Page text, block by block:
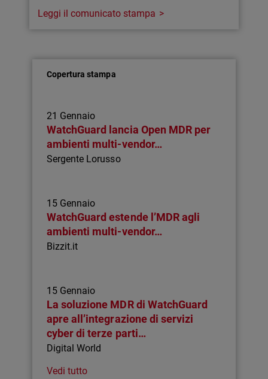
Leggi il comunicato stampa
Copertura stampa
21 Gennaio
WatchGuard lancia Open MDR per
ambienti multi-vendor…
Sergente Lorusso
15 Gennaio
WatchGuard estende l’MDR agli
ambienti multi-vendor…
Bizzit.it
15 Gennaio
La soluzione MDR di WatchGuard
apre all’integrazione di servizi
cyber di terze parti…
Digital World
Vedi tutto